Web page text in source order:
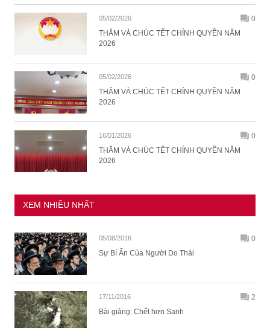
05/02/2026
0
THĂM VÀ CHÚC TẾT CHÍNH QUYỀN NĂM
2026
05/02/2026
0
THĂM VÀ CHÚC TẾT CHÍNH QUYỀN NĂM
2026
16/01/2026
0
THĂM VÀ CHÚC TẾT CHÍNH QUYỀN NĂM
2026
XEM NHIỀU NHẤT
05/08/2016
0
Sự Bí Ẩn Của Người Do Thái
17/11/2016
2
Bài giảng: Chết hơn Sanh